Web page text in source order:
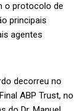
o protocolo de
principais
agentes
decorreu no
ABP Trust, no